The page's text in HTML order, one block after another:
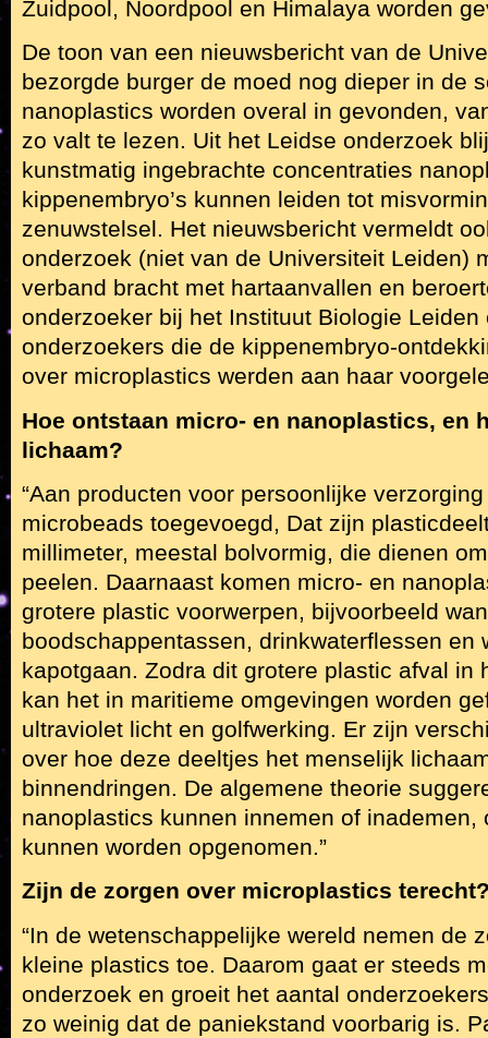
Zuidpool, Noordpool en Himalaya worden
De toon van een nieuwsbericht van de
bezorgde burger de moed nog dieper in de
nanoplastics worden overal in gevonden,
zo valt te lezen. Uit het Leidse onderzoek
kunstmatig ingebrachte concentraties
kippenembryo’s kunnen leiden tot
zenuwstelsel. Het nieuwsbericht vermeldt
onderzoek (niet van de Universiteit Leiden)
verband bracht met hartaanvallen en
onderzoeker bij het Instituut Biologie
onderzoekers die de kippenembryo-
over microplastics werden aan haar
Hoe ontstaan micro- en nanoplastics, en
lichaam?
“Aan producten voor persoonlijke
microbeads toegevoegd, Dat zijn
millimeter, meestal bolvormig, die dienen
peelen. Daarnaast komen micro- en
grotere plastic voorwerpen, bijvoorbeeld
boodschappentassen, drinkwaterflessen en
kapotgaan. Zodra dit grotere plastic afval in
kan het in maritieme omgevingen worden
ultraviolet licht en golfwerking. Er zijn
over hoe deze deeltjes het menselijk
binnendringen. De algemene theorie
nanoplastics kunnen innemen of inademen,
kunnen worden opgenomen.”
Zijn de zorgen over microplastics
“In de wetenschappelijke wereld nemen de
kleine plastics toe. Daarom gaat er steeds
onderzoek en groeit het aantal
zo weinig dat de paniekstand voorbarig is.